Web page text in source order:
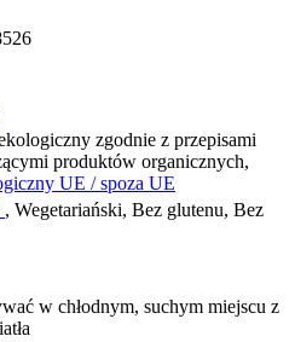
zgodnie z przepisami
produktów organicznych,
UE / spoza UE
, Wegetariański, Bez glutenu, Bez
w chłodnym, suchym miejscu z